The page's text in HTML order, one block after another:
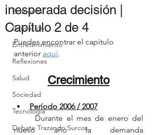
Economía
Educación
Entretenimiento
Reflexiones
Salud
Sociedad
Tecnología
Debate Trazando Surcos
inesperada decisión |
Capítulo 2 de 4
Puedes encontrar el capítulo
anterior aquí.
Crecimiento
Período 2006 / 2007
nuevo año la demanda